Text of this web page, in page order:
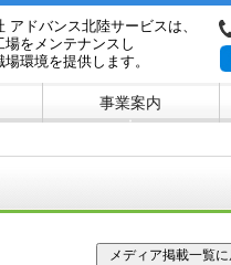
アドバンス北陸サービスは、
場をメンテナンスし
環境を提供します。
事業案内
▼